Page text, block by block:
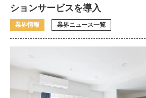
ションサービスを導入
業界情報 業界ニュース一覧